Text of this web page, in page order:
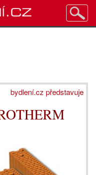
bydlení.cz představuje